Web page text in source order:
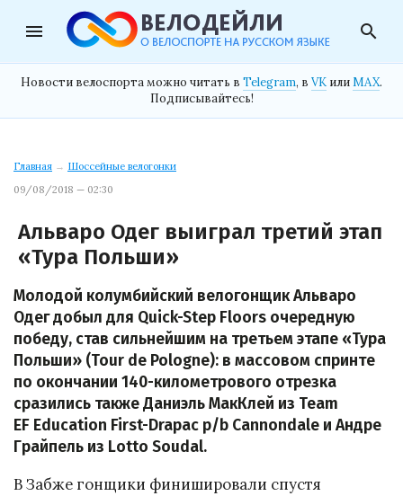
menu search
Новости велоспорта можно читать в Telegram, в VK илиMAX.
Подписывайтесь!
Главная → Шоссейные велогонки
09/08/2018 — 02:30
Альваро Одег выиграл третий этап
«Тура Польши»
Молодой колумбийский велогонщик Альваро
Одег добыл для Quick-Step Floors очередную
победу, став сильнейшим на третьем этапе «Тура
Польши» (Tour de Pologne): в массовом спринте
по окончании 140-километрового отрезка
сразились также Даниэль МакКлей из Team
EF Education First-Drapac p/b Cannondale и Андре
Грайпель из Lotto Soudal.
В Забже гонщики финишировали спустя